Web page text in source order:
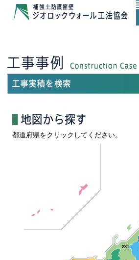
231
都道府県をクリックしてください。